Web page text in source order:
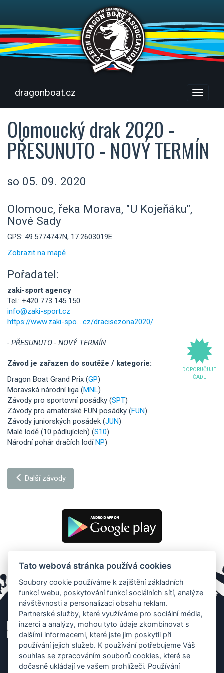
Menu
dragonboat.cz
Olomoucký drak 2020 -
PŘESUNUTO - NOVÝ TERMÍN
so 05. 09. 2020
Olomouc, řeka Morava, "U Kojeňáku",
Nové Sady
GPS: 49.5774747N, 17.2603019E
Zobrazit na mapě
Pořadatel:
zaki-sport agency
Tel.: +420 773 145 150
info@zaki-sport.cz
https://www.zaki-spo....cz/dracisezona2020/
DOPORUČUJE
ČADL
- PŘESUNUTO - NOVÝ TERMÍN
Závod je zařazen do soutěže / kategorie:
Dragon Boat Grand Prix (GP)
Moravská národní liga (MNL)
Závody pro sportovní posádky (SPT)
Závody pro amatérské FUN posádky (FUN)
Závody juniorských posádek (JUN)
Malé lodě (10 pádlujících) (S10)
Národní pohár dračích lodíNP)
Další závody
Tato webová stránka používá cookies
Soubory cookie používáme k zajištění základních
funkcí webu, poskytování funkcí sociálních sítí, analýze
návštěvnosti a personalizaci obsahu reklam.
Partnerské služby, které využíváme pro sociální média,
inzerci a analýzy, mohou tyto údaje zkombinovat s
dalšími informacemi, které jste jim poskytli při
používání jejich služeb. K používání potřebujeme Váš
souhlas se zpracováním souborů cookies, které se
dočasně ukládají ve vašem prohlížeči. Používání